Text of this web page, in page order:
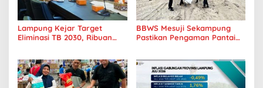
o
s
Lampung Kejar Target
Eliminasi TB 2030, Ribuan
BBWS Mesuji Sekampung
Pastikan Pengaman Pantai